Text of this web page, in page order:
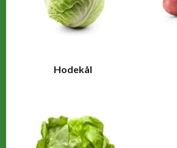
Hodekål